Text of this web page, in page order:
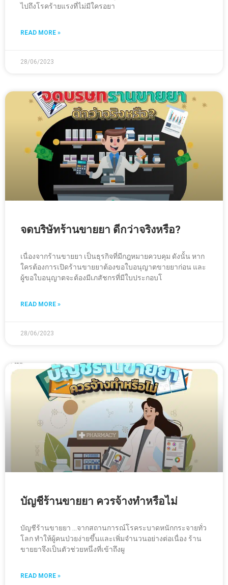
ไปถึงโรคร้ายแรงที่ไม่มีใครอยา
READ MORE »
28/06/2023
จดบริษัทร้านขายยา ดีกว่าจริงหรือ?
เนื่องจากร้านขายยา เป็นธุรกิจที่มีกฎหมายควบคุม ดังนั้น หาก
ใครต้องการเปิดร้านขายยาต้องขอใบอนุญาตขายยาก่อน และ
ผู้ขอใบอนุญาตจะต้องมีเภสัชกรที่มีใบประกอบโ
READ MORE »
28/06/2023
บัญชีร้านขายยา ควรจ้างทำหรือไม่
บัญชีร้านขายยา …จากสถานการณ์โรคระบาดหนักกระจายทั่ว
โลก ทำให้ผู้คนป่วยง่ายขึ้นและเพิ่มจำนวนอย่างต่อเนื่อง ร้าน
ขายยาจึงเป็นตัวช่วยหนึ่งที่เข้าถึงผู
READ MORE »